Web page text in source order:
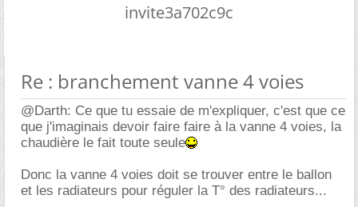
invite3a702c9c
Re : branchement vanne 4 voies
@Darth: Ce que tu essaie de m'expliquer, c'est que ce
que j'imaginais devoir faire faire à la vanne 4 voies, la
chaudière le fait toute seule
Donc la vanne 4 voies doit se trouver entre le ballon
et les radiateurs pour réguler la T° des radiateurs...